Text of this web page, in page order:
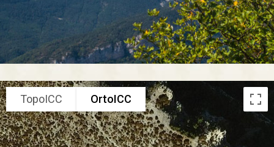
TopoICC OrtoICC